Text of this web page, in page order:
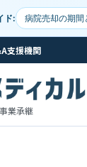
ド: 病院売却の期
支援機関
業承継